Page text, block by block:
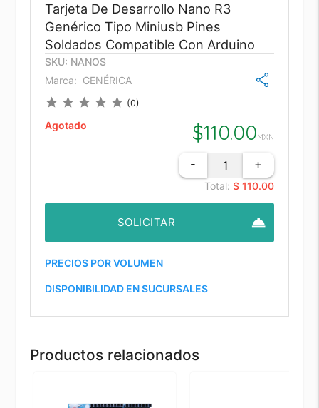
Tarjeta De Desarrollo Nano R3
Genérico Tipo Miniusb Pines
Soldados Compatible Con Arduino
SKU: NANOS
Marca: GENÉRICA
star star star star star (0)
Agotado $110.00MXN
- +
Total: $ 110.00
SOLICITAR room_service
PRECIOS POR VOLUMEN
DISPONIBILIDAD EN SUCURSALES
Productos relacionados